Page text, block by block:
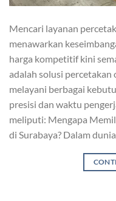
Mencari layanan
menawarkan
harga kompetitif kini
adalah solusi
melayani berbagai
presisi dan waktu
meliputi: Mengapa
di Surabaya? Dalam